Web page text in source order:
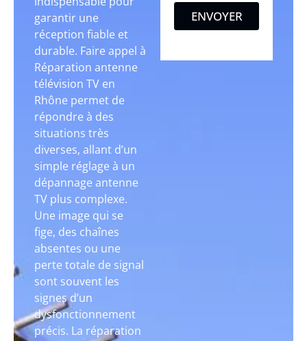
garantir une
réception fiable et
durable. Faire appel à
Réparation antenne
télévision TV en
Rhône permet de
répondre à des
situations très
diverses, allant d’un
simple réglage à un
dépannage antenne
TV plus complexe.
Une image qui se
fige, des chaînes
absentes ou une
perte totale de signal
sont souvent les
signes d’un
dysfonctionnement
précis. La réparation
ENVOYER